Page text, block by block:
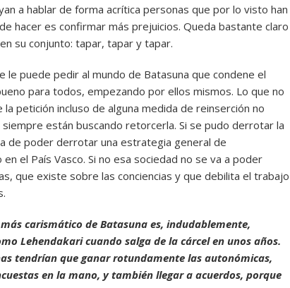
a hablar de forma acrítica personas que por lo visto han
hacer es confirmar más prejuicios. Queda bastante claro
su conjunto: tapar, tapar y tapar.
le puede pedir al mundo de Batasuna que condene el
para todos, empezando por ellos mismos. Lo que no
petición incluso de alguna medida de reinserción no
están buscando retorcerla. Si se pudo derrotar la
de poder derrotar una estrategia general de
el País Vasco. Si no esa sociedad no se va a poder
que existe sobre las conciencias y que debilita el trabajo
carismático de Batasuna es, indudablemente,
Lehendakari cuando salga de la cárcel en unos años.
tendrían que ganar rotundamente las autonómicas,
en la mano, y también llegar a acuerdos, porque